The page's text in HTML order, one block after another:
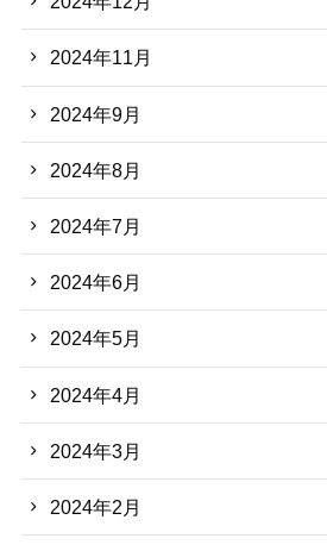
2024年11月
2024年9月
2024年8月
2024年7月
2024年6月
2024年5月
2024年4月
2024年3月
2024年2月